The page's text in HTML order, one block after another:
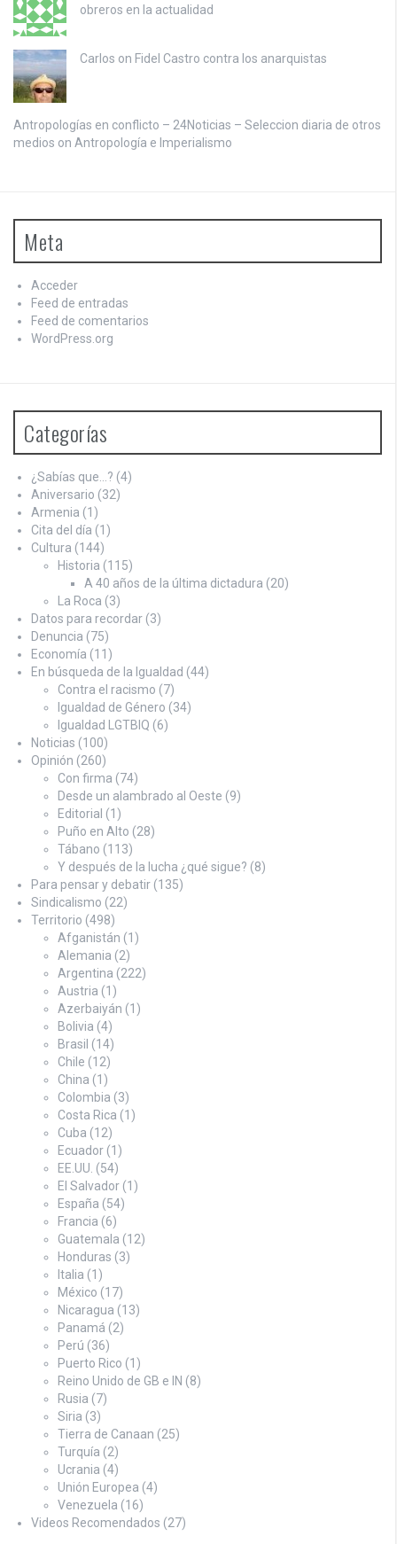
obreros en la actualidad
Carlos on Fidel Castro contra los anarquistas
Antropologías en conflicto – 24Noticias – Seleccion diaria de otros
medios on Antropología e Imperialismo
Meta
Acceder
Feed de entradas
Feed de comentarios
WordPress.org
Categorías
¿Sabías que…? (4)
Aniversario (32)
Armenia (1)
Cita del día (1)
Cultura (144)
Historia (115)
A 40 años de la última dictadura (20)
La Roca (3)
Datos para recordar (3)
Denuncia (75)
Economía (11)
En búsqueda de la Igualdad (44)
Contra el racismo (7)
Igualdad de Género (34)
Igualdad LGTBIQ (6)
Noticias (100)
Opinión (260)
Con firma (74)
Desde un alambrado al Oeste (9)
Editorial (1)
Puño en Alto (28)
Tábano (113)
Y después de la lucha ¿qué sigue? (8)
Para pensar y debatir (135)
Sindicalismo (22)
Territorio (498)
Afganistán (1)
Alemania (2)
Argentina (222)
Austria (1)
Azerbaiyán (1)
Bolivia (4)
Brasil (14)
Chile (12)
China (1)
Colombia (3)
Costa Rica (1)
Cuba (12)
Ecuador (1)
EE.UU. (54)
El Salvador (1)
España (54)
Francia (6)
Guatemala (12)
Honduras (3)
Italia (1)
México (17)
Nicaragua (13)
Panamá (2)
Perú (36)
Puerto Rico (1)
Reino Unido de GB e IN (8)
Rusia (7)
Siria (3)
Tierra de Canaan (25)
Turquía (2)
Ucrania (4)
Unión Europea (4)
Venezuela (16)
Videos Recomendados (27)